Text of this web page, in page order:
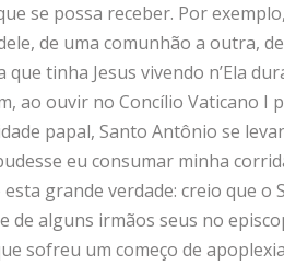
se possa receber. Por
de uma comunhão a outra,
que tinha Jesus vivendo n’Ela
ao ouvir no Concílio Vaticano
papal, Santo Antônio se
eu consumar minha
esta grande verdade: creio que o
de alguns irmãos seus no
sofreu um começo de